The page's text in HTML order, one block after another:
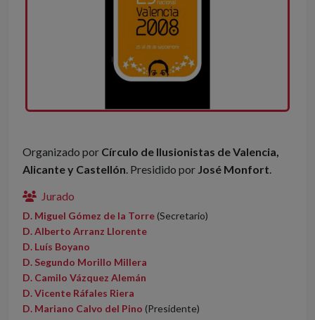
Organizado por Círculo de Ilusionistas de Valencia,
Alicante y Castellón. Presidido por José Monfort.
Jurado
D. Miguel Gómez de la Torre(Secretario)
D. Alberto Arranz Llorente
D. Luís Boyano
D. Segundo Morillo Millera
D. Camilo Vázquez Alemán
D. Vicente Ráfales Riera
D. Mariano Calvo del Pino (Presidente)